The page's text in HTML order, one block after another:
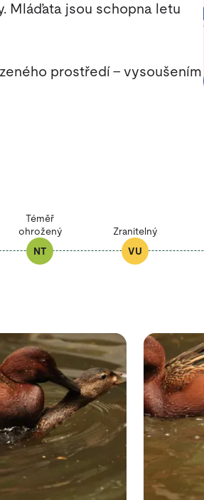
Mláďata jsou schopna letu
prostředí – vysoušením
Téměř
ohrožený
NT
Zranitelný
VU